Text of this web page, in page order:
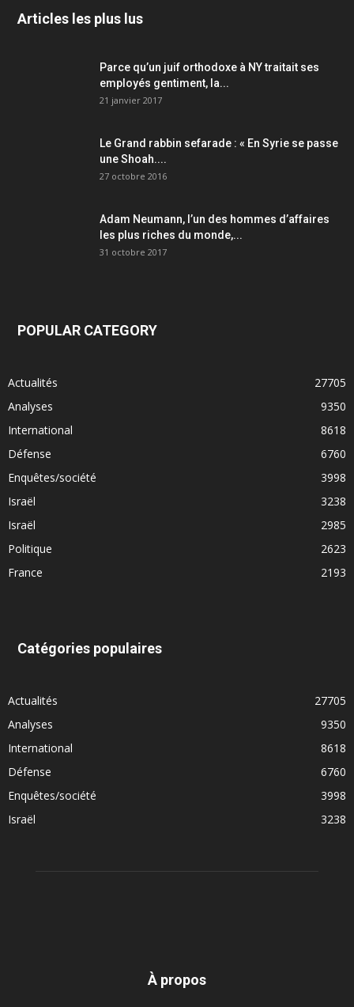
Articles les plus lus
Parce qu’un juif orthodoxe à NY traitait ses
employés gentiment, la...
21 janvier 2017
Le Grand rabbin sefarade : « En Syrie se passe
une Shoah....
27 octobre 2016
Adam Neumann, l’un des hommes d’affaires
les plus riches du monde,...
31 octobre 2017
POPULAR CATEGORY
Actualités
27705
Analyses
9350
International
8618
Défense
6760
Enquêtes/société
3998
Israël
3238
Israël
2985
Politique
2623
France
2193
Catégories populaires
Actualités
27705
Analyses
9350
International
8618
Défense
6760
Enquêtes/société
3998
Israël
3238
À propos